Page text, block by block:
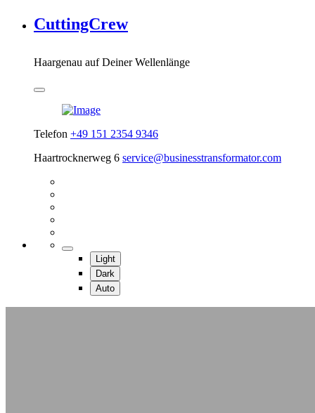
CuttingCrew
Haargenau auf Deiner Wellenlänge
Telefon +49 151 2354 9346
Haartrocknerweg 6 service@businesstransformator.com
Light
Dark
Auto